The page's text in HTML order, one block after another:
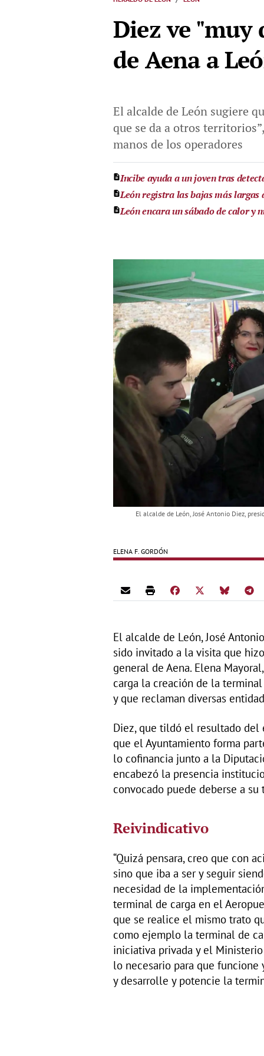
Diez ve "muy
de Aena a
El alcalde de León sugiere
que se da a otros
manos de los operadores
Incibe ayuda a un joven tras
León registra las bajas más largas
León encara un sábado de calor y
El alcalde de León, José Antonio Diez,
ELENA F. GORDÓN
El alcalde de León, José
sido invitado a la visita que
general de Aena. Elena
carga la creación de la
y que reclaman diversas
Diez, que tildó el resultado del
que el Ayuntamiento forma
lo cofinancia junto a la
encabezó la presencia
convocado puede deberse a
Reivindicativo
“Quizá pensara, creo que con
sino que iba a ser y seguir
necesidad de la
terminal de carga en el
que se realice el mismo trato
como ejemplo la terminal de
iniciativa privada y el
lo necesario para que
y desarrolle y potencie la